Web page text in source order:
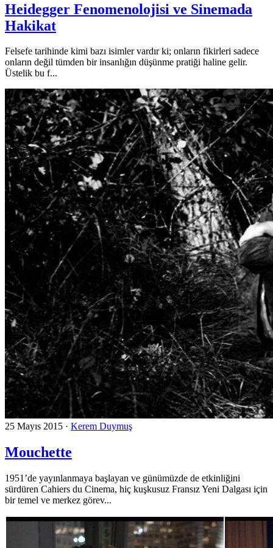
Heidegger Fenomenolojisi ve Sinemada
Hakikat
Felsefe tarihinde kimi bazı isimler vardır ki; onların fikirleri sadece
onların değil tümden bir insanlığın düşünme pratiği haline gelir.
Üstelik bu f...
25 Mayıs 2015 · Kerem Duymuş
Mouchette
1951’de yayınlanmaya başlayan ve günümüzde de etkinliğini
sürdüren Cahiers du Cinema, hiç kuşkusuz Fransız Yeni Dalgası için
bir temel ve merkez görev...